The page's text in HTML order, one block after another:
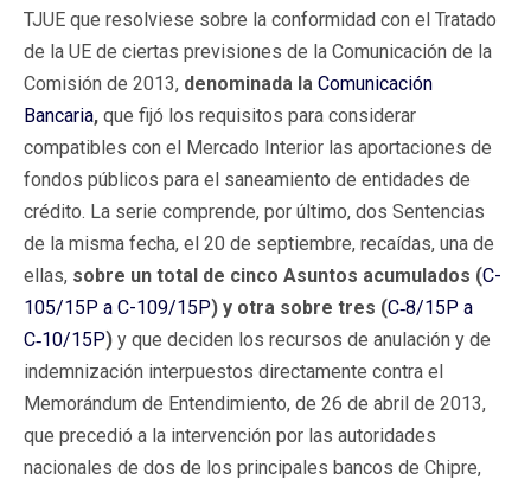
TJUE que resolviese sobre la conformidad con el Tratado
de la UE de ciertas previsiones de la Comunicación de la
Comisión de 2013, denominada la Comunicación
Bancaria, que fijó los requisitos para considerar
compatibles con el Mercado Interior las aportaciones de
fondos públicos para el saneamiento de entidades de
crédito. La serie comprende, por último, dos Sentencias
de la misma fecha, el 20 de septiembre, recaídas, una de
ellas, sobre un total de cinco Asuntos acumulados (C-
105/15P a C-109/15P) y otra sobre tres (C‑8/15P a
C‑10/15P) y que deciden los recursos de anulación y de
indemnización interpuestos directamente contra el
Memorándum de Entendimiento, de 26 de abril de 2013,
que precedió a la intervención por las autoridades
nacionales de dos de los principales bancos de Chipre,